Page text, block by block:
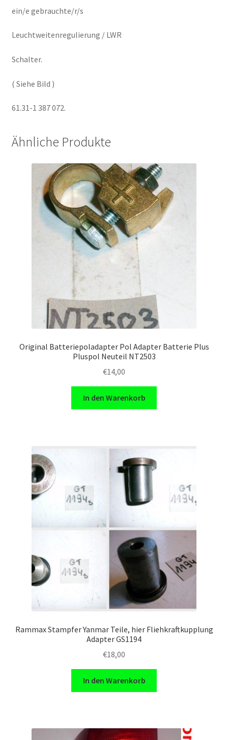
ein/e gebrauchte/r/s
Leuchtweitenregulierung / LWR
Schalter.
( Siehe Bild )
61.31-1 387 072.
Ähnliche Produkte
Original Batteriepoladapter Pol Adapter Batterie Plus
Pluspol Neuteil NT2503
€14,00
In den Warenkorb
Rammax Stampfer Yanmar Teile, hier Fliehkraftkupplung
Adapter GS1194
€18,00
In den Warenkorb